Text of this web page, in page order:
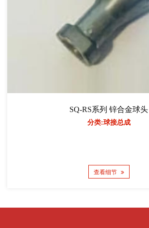
SQ-RS系列 锌合金球头
分类:球接总成
查看细节